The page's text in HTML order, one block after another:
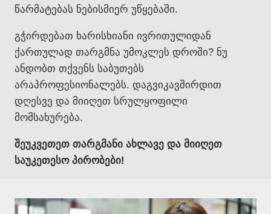
წარმატებას ნებისმიერ უწყებაში.
გჭირდებათ ხარისხიანი ივრითულიდან
ქართულად თარგმნა უმოკლეს დროში? ნუ
ანდობთ თქვენს საბუთებს
არაპროფესიონალებს. დაგვიკავშირდით
დღესვე და მიიღეთ სრულყოფილი
მომსახურება.
შეუკვეთეთ თარგმანი ახლავე და მიიღეთ
საუკეთესო პირობები!